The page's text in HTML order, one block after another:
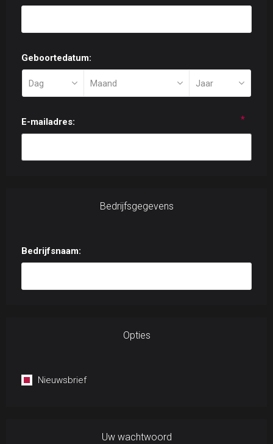
Geboortedatum:
E-mailadres: *
Bedrijfsgegevens
Bedrijfsnaam:
Opties
Nieuwsbrief
Uw wachtwoord